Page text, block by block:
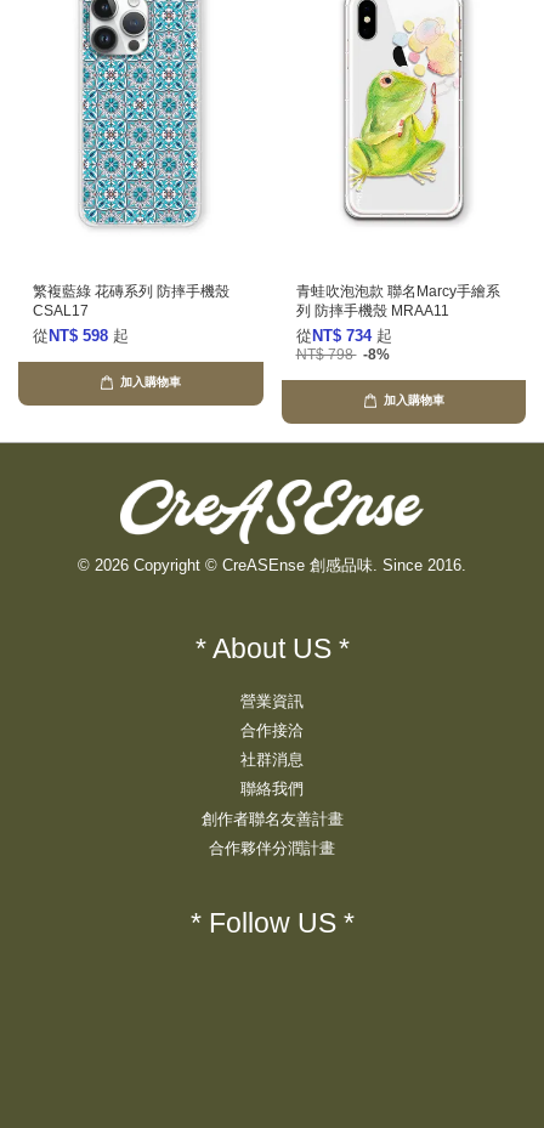
繁複藍綠 花磚系列 防摔手機殼
CSAL17
從 NT$ 598 起
加入購物車
青蛙吹泡泡款 聯名Marcy手繪系
列 防摔手機殼 MRAA11
從 NT$ 734 起
NT$ 798 -8%
加入購物車
© 2026 Copyright © CreASEnse 創感品味. Since 2016.
* About US *
營業資訊
合作接洽
社群消息
聯絡我們
創作者聯名友善計畫
合作夥伴分潤計畫
* Follow US *